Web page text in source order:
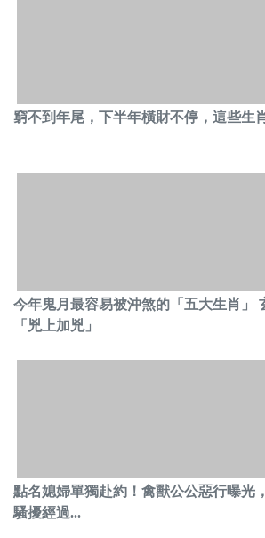
窮不到年尾，下半年橫財不停，這些生
今年鬼月最容易被沖煞的「五大生肖」
「兇上加兇」
點名媳婦單獨赴約！禽獸公公惡行曝光
騷擾經過...